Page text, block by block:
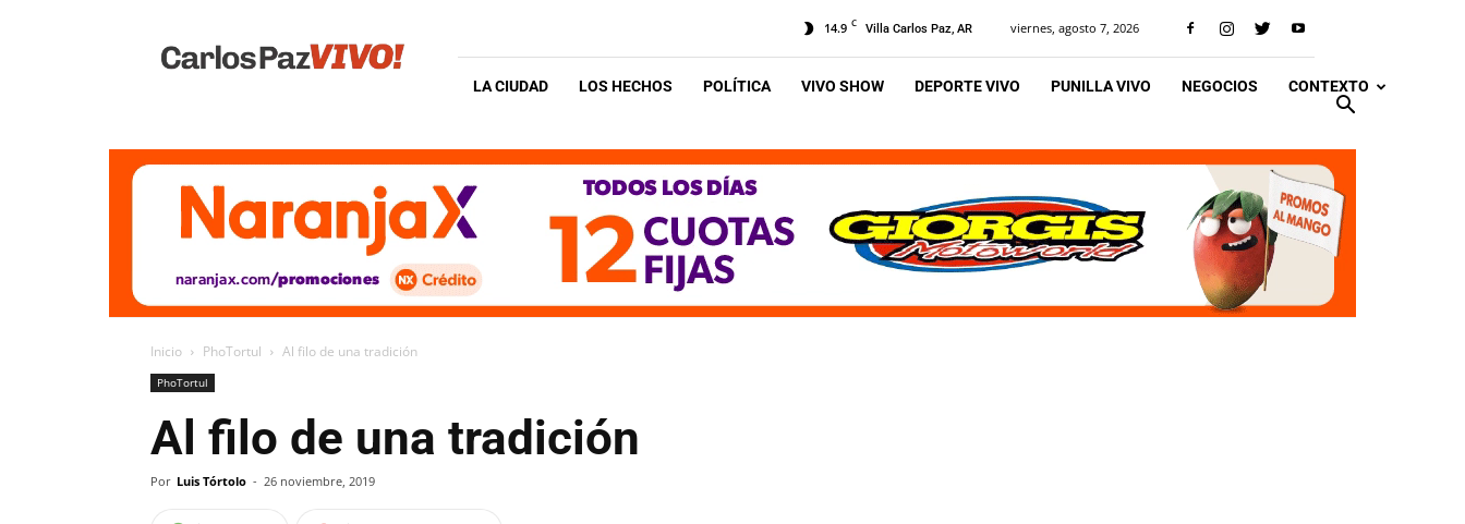
Vivo
14.9 C Villa Carlos Paz, AR viernes, agosto 7, 2026
LA CIUDAD LOS HECHOS POLÍTICA VIVO SHOW DEPORTE VIVO PUNILLA VIVO NEGOCIOS CONTEXTO
Inicio PhoTortul Al filo de una tradición
PhoTortul
Al filo de una tradición
Por Luis Tórtolo - 26 noviembre, 2019